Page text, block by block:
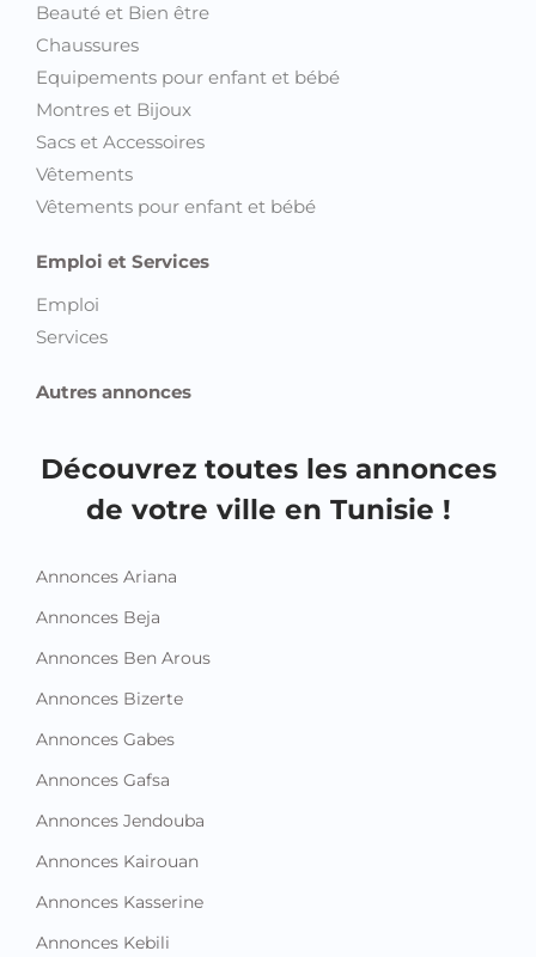
Beauté et Bien être
Chaussures
Equipements pour enfant et bébé
Montres et Bijoux
Sacs et Accessoires
Vêtements
Vêtements pour enfant et bébé
Emploi et Services
Emploi
Services
Autres annonces
Découvrez toutes les annonces
de votre ville en Tunisie !
Annonces Ariana
Annonces Beja
Annonces Ben Arous
Annonces Bizerte
Annonces Gabes
Annonces Gafsa
Annonces Jendouba
Annonces Kairouan
Annonces Kasserine
Annonces Kebili